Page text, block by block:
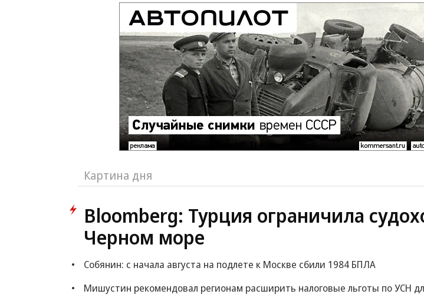
Картина дня
Bloomberg: Турция ограничила
Черном море
Собянин: с начала августа на подлете к Москве сбили 1984 БПЛА
Мишустин рекомендовал регионам расширить налоговые льготы по УСН